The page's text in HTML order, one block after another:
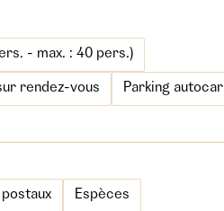
- max. : 40 pers.)
rendez-vous Parking autocar
Espèces